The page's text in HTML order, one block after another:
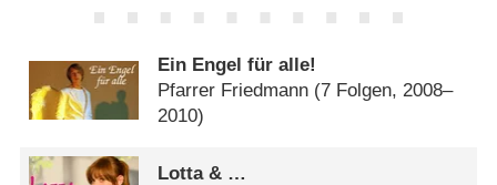
Ein Engel für alle!
Pfarrer Friedmann (7 Folgen, 2008–
2010)
Lotta & …